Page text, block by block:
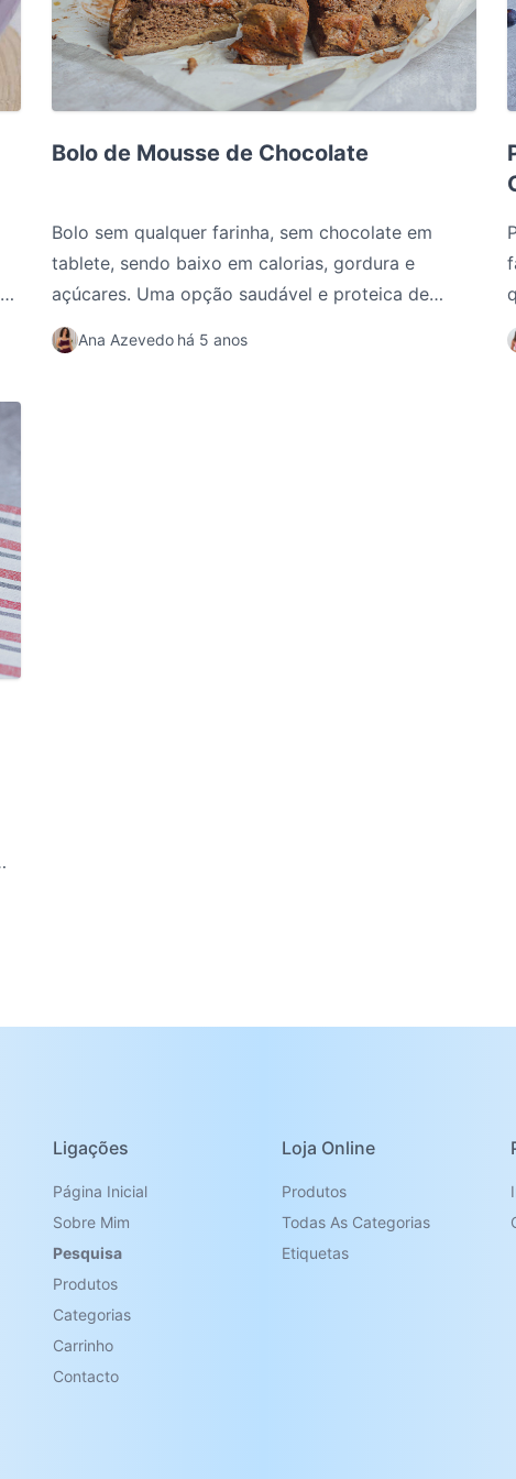
Bolo de Mousse de Chocolate
Bolo sem qualquer farinha, sem chocolate em
tablete, sendo baixo em calorias, gordura e
açúcares. Uma opção saudável e proteica de
lanche.
Ana Azevedo há 5 anos
Ligações
Página Inicial
Sobre Mim
Pesquisa
Produtos
Categorias
Carrinho
Contacto
Loja Online
Produtos
Todas As Categorias
Etiquetas